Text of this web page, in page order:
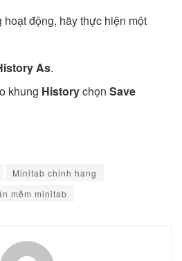
động, hãy thực hiện một
As.
khung HistorychọnSave
Minitab chinh hang
mềm minitab